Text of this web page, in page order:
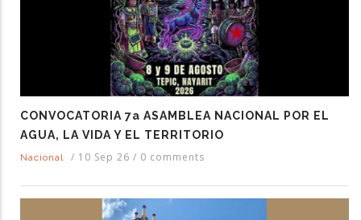
CONVOCATORIA 7a ASAMBLEA NACIONAL POR EL
AGUA, LA VIDA Y EL TERRITORIO
Nacional / 10 Sep 26 / 0 comments